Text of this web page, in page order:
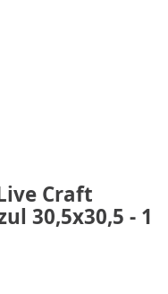
Craft
30,5x30,5 - 1